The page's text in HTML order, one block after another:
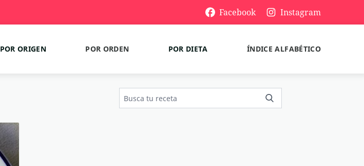
Facebook Instagram
POR ORIGEN POR ORDEN POR DIETA ÍNDICE ALFABÉTICO